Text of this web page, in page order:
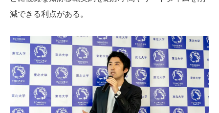
減できる利点がある。